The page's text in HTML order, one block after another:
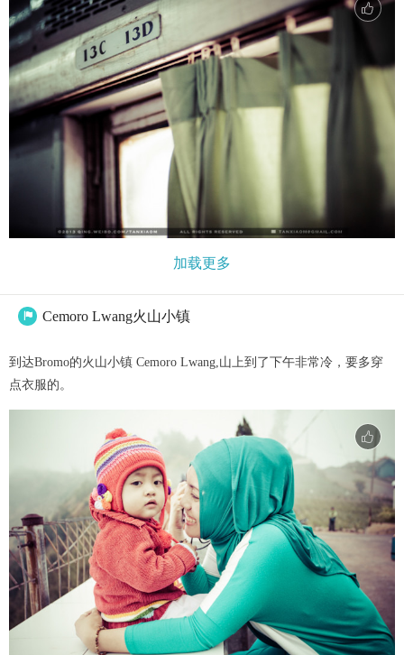
加载更多
 Cemoro Lwang火山小镇
到达Bromo的火山小镇 Cemoro Lwang,山上到了下午非常冷，要多穿
点衣服的。